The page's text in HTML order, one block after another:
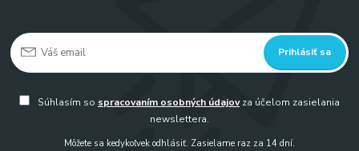
Prihlásiť sa
Súhlasím so spracovaním osobných údajovza účelom zasielania
newslettera.
Môžete sa kedykoľvek odhlásiť. Zasielame raz za 14 dní.